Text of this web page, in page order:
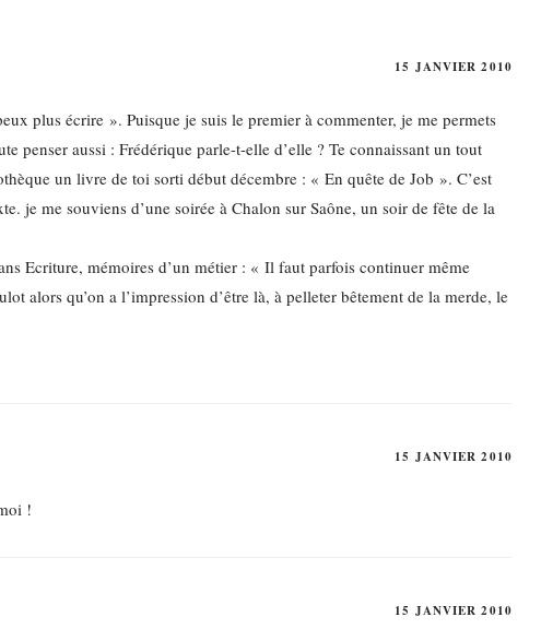
15 JANVIER 2010
plus écrire ». Puisque je suis le premier à commenter, je me permets
penser aussi : Frédérique parle-t-elle d’elle ? Te connaissant un tout
un livre de toi sorti début décembre : « En quête de Job ». C’est
je me souviens d’une soirée à Chalon sur Saône, un soir de fête de la
Ecriture, mémoires d’un métier : « Il faut parfois continuer même
alors qu’on a l’impression d’être là, à pelleter bêtement de la merde, le
15 JANVIER 2010
!
15 JANVIER 2010